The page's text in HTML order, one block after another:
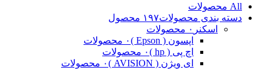
All محصولات
دسته بندی محصولات۱۹۷ محصول
اسکنر ۰ محصولات
اپسون ( Epson )
۰ محصولات
اچ پی ( hp )
۰ محصولات
ای ویژن ( AVISION )
۰ محصولات